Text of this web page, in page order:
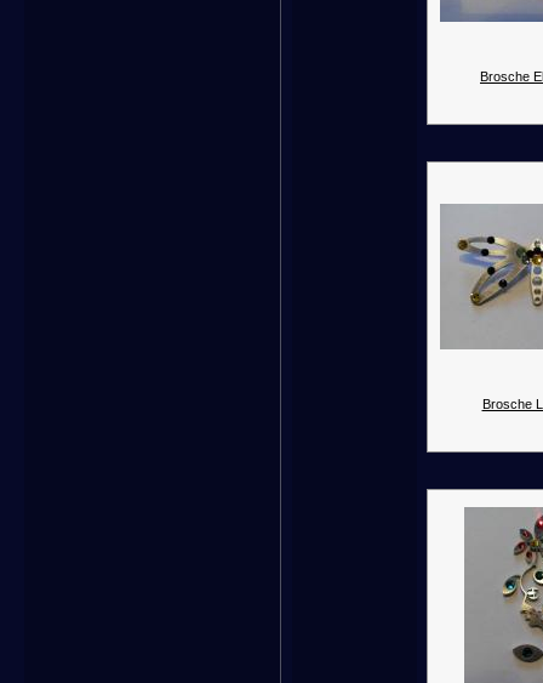
Brosche
Brosche